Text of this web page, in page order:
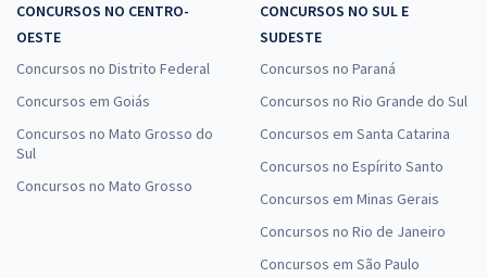
CONCURSOS NO CENTRO-
OESTE
Concursos no Distrito Federal
Concursos em Goiás
Concursos no Mato Grosso do
Sul
Concursos no Mato Grosso
CONCURSOS NO SUL E
SUDESTE
Concursos no Paraná
Concursos no Rio Grande do Sul
Concursos em Santa Catarina
Concursos no Espírito Santo
Concursos em Minas Gerais
Concursos no Rio de Janeiro
Concursos em São Paulo